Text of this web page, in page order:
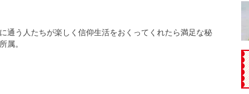
通う人たちが楽しく信仰生活をおくってくれたら満足な秘
属。